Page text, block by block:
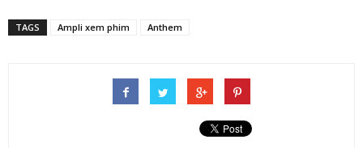
TAGS Ampli xem phim Anthem